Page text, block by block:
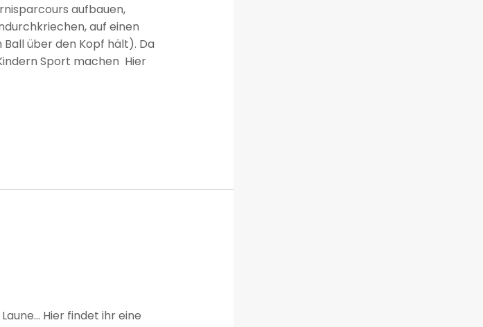
aufbauen,
auf einen
über den Kopf hält). Da
Sport machen Hier
Hier findet ihr eine